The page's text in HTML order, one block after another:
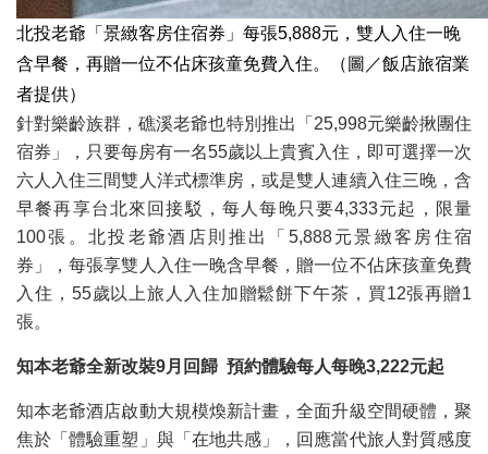
北投老爺「景緻客房住宿券」每張5,888元，雙人入住一晚
含早餐，再贈一位不佔床孩童免費入住。（圖／飯店旅宿業
者提供）
針對樂齡族群，礁溪老爺也特別推出「25,998元樂齡揪團住
宿券」，只要每房有一名55歲以上貴賓入住，即可選擇一次
六人入住三間雙人洋式標準房，或是雙人連續入住三晚，含
早餐再享台北來回接駁，每人每晚只要4,333元起，限量
100張。北投老爺酒店則推出「5,888元景緻客房住宿
券」，每張享雙人入住一晚含早餐，贈一位不佔床孩童免費
入住，55歲以上旅人入住加贈鬆餅下午茶，買12張再贈1
張。
知本老爺全新改裝9月回歸 預約體驗每人每晚3,222元起
知本老爺酒店啟動大規模煥新計畫，全面升級空間硬體，聚
焦於「體驗重塑」與「在地共感」，回應當代旅人對質感度